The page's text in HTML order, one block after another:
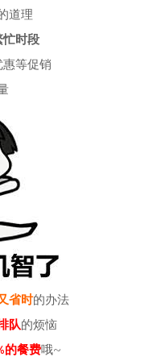
道理
忙时段
等促销
省时的办法
队的烦恼
的餐费哦~